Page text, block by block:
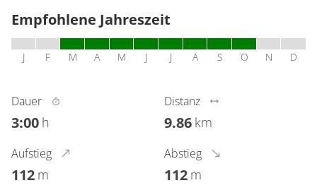
Empfohlene Jahreszeit
J F M A M J J A S O N D
Dauer
3:00 h
Distanz
9.86 km
Aufstieg
112 m
Abstieg
112 m